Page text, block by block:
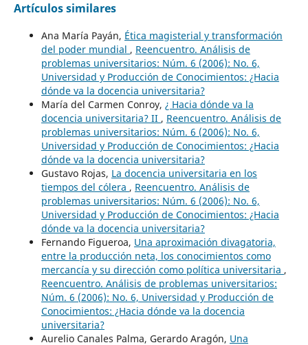
Artículos similares
Ana María Payán, Ética magisterial y transformación
del poder mundial , Reencuentro. Análisis de
problemas universitarios: Núm. 6 (2006): No. 6,
Universidad y Producción de Conocimientos: ¿Hacia
dónde va la docencia universitaria?
María del Carmen Conroy, ¿ Hacia dónde va la
docencia universitaria? II , Reencuentro. Análisis de
problemas universitarios: Núm. 6 (2006): No. 6,
Universidad y Producción de Conocimientos: ¿Hacia
dónde va la docencia universitaria?
Gustavo Rojas, La docencia universitaria en los
tiempos del cólera , Reencuentro. Análisis de
problemas universitarios: Núm. 6 (2006): No. 6,
Universidad y Producción de Conocimientos: ¿Hacia
dónde va la docencia universitaria?
Fernando Figueroa, Una aproximación divagatoria,
entre la producción neta, los conocimientos como
mercancía y su dirección como política universitaria ,
Reencuentro. Análisis de problemas universitarios:
Núm. 6 (2006): No. 6, Universidad y Producción de
Conocimientos: ¿Hacia dónde va la docencia
universitaria?
Aurelio Canales Palma, Gerardo Aragón, Una